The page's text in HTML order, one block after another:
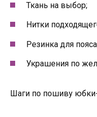
Ткань на выбор;
Нитки
Резинка для
Украшения по
Шаги по пошиву